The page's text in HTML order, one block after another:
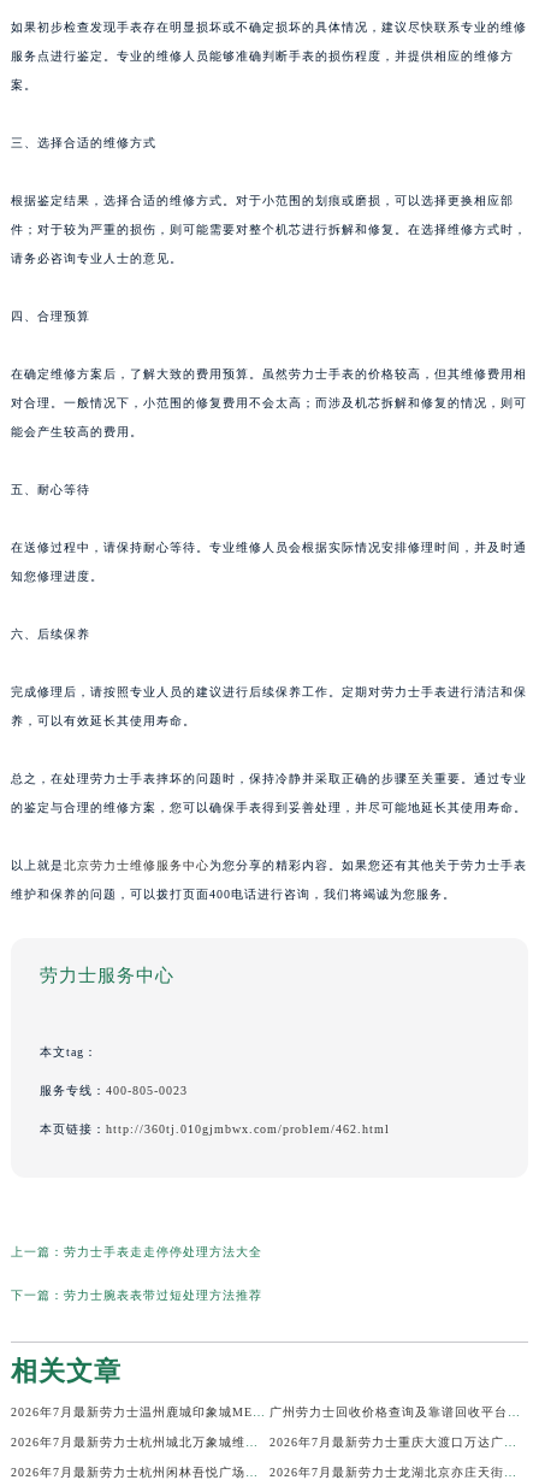
如果初步检查发现手表存在明显损坏或不确定损坏的具体情况，建议尽快联系专业的维修
服务点进行鉴定。专业的维修人员能够准确判断手表的损伤程度，并提供相应的维修方
案。
三、选择合适的维修方式
根据鉴定结果，选择合适的维修方式。对于小范围的划痕或磨损，可以选择更换相应部
件；对于较为严重的损伤，则可能需要对整个机芯进行拆解和修复。在选择维修方式时，
请务必咨询专业人士的意见。
四、合理预算
在确定维修方案后，了解大致的费用预算。虽然劳力士手表的价格较高，但其维修费用相
对合理。一般情况下，小范围的修复费用不会太高；而涉及机芯拆解和修复的情况，则可
能会产生较高的费用。
五、耐心等待
在送修过程中，请保持耐心等待。专业维修人员会根据实际情况安排修理时间，并及时通
知您修理进度。
六、后续保养
完成修理后，请按照专业人员的建议进行后续保养工作。定期对劳力士手表进行清洁和保
养，可以有效延长其使用寿命。
总之，在处理劳力士手表摔坏的问题时，保持冷静并采取正确的步骤至关重要。通过专业
的鉴定与合理的维修方案，您可以确保手表得到妥善处理，并尽可能地延长其使用寿命。
以上就是北京劳力士维修服务中心为您分享的精彩内容。如果您还有其他关于劳力士手表
维护和保养的问题，可以拨打页面400电话进行咨询，我们将竭诚为您服务。
劳力士服务中心
本文tag：
服务专线： 400-805-0023
本页链接： http://360tj.010gjmbwx.com/problem/462.html
上一篇： 劳力士手表走走停停处理方法大全
下一篇： 劳力士腕表表带过短处理方法推荐
相关文章